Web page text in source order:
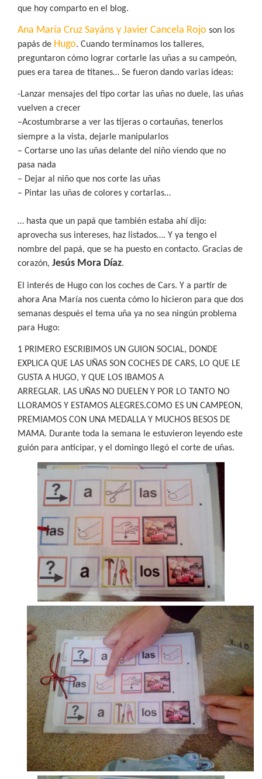
que hoy comparto en el blog.
Ana María Cruz Sayáns y Javier Cancela Rojo son los
papás de Hugo. Cuando terminamos los talleres,
preguntaron cómo lograr cortarle las uñas a su campeón,
pues era tarea de titanes… Se fueron dando varias ideas:
-Lanzar mensajes del tipo cortar las uñas no duele, las uñas
vuelven a crecer
–Acostumbrarse a ver las tijeras o cortauñas, tenerlos
siempre a la vista, dejarle manipularlos
– Cortarse uno las uñas delante del niño viendo que no
pasa nada
– Dejar al niño que nos corte las uñas
– Pintar las uñas de colores y cortarlas…
… hasta que un papá que también estaba ahí dijo:
aprovecha sus intereses, haz listados…. Y ya tengo el
nombre del papá, que se ha puesto en contacto. Gracias de
corazón, Jesús Mora Díaz.
El interés de Hugo con los coches de Cars. Y a partir de
ahora Ana María nos cuenta cómo lo hicieron para que dos
semanas después el tema uña ya no sea ningún problema
para Hugo:
1 PRIMERO ESCRIBIMOS UN GUION SOCIAL, DONDE
EXPLICA QUE LAS UÑAS SON COCHES DE CARS, LO QUE LE
GUSTA A HUGO, Y QUE LOS IBAMOS A
ARREGLAR. LAS UÑAS NO DUELEN Y POR LO TANTO NO
LLORAMOS Y ESTAMOS ALEGRES.COMO ES UN CAMPEON,
PREMIAMOS CON UNA MEDALLA Y MUCHOS BESOS DE
MAMA. Durante toda la semana le estuvieron leyendo este
guión para anticipar, y el domingo llegó el corte de uñas.